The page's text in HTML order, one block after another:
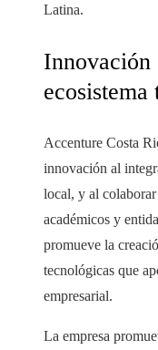
Latina.
Accenture Costa
innovación al
local, y al
académicos y
promueve la
tecnológicas que
empresarial.
La empresa